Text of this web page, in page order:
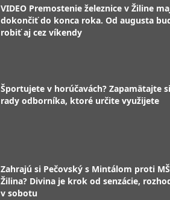
VIDEO Premostenie železnice v Žiline
dokončiť do konca roka. Od augusta
robiť aj cez víkendy
Športujete v horúčavách? Zapamätajte
rady odborníka, ktoré určite využijete
Zahrajú si Pečovský s Mintálom proti
Žilina? Divina je krok od senzácie,
v sobotu